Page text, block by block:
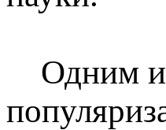
Одним из